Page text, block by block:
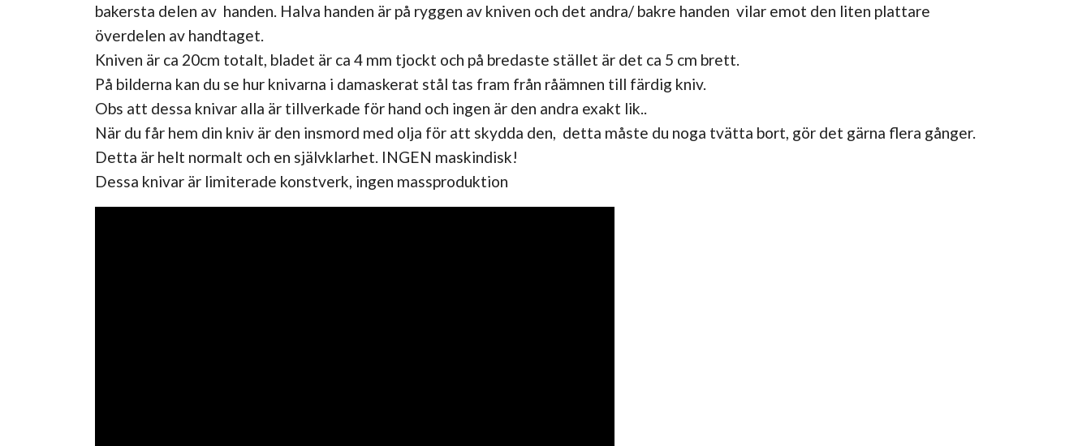
bakersta delen av handen. Halva handen är på ryggen av kniven och det andra/ bakre handen vilar emot den liten plattare
överdelen av handtaget.
Kniven är ca 20cm totalt, bladet är ca 4 mm tjockt och på bredaste stället är det ca 5 cm brett.
På bilderna kan du se hur knivarna i damaskerat stål tas fram från råämnen till färdig kniv.
Obs att dessa knivar alla är tillverkade för hand och ingen är den andra exakt lik..
När du får hem din kniv är den insmord med olja för att skydda den, detta måste du noga tvätta bort, gör det gärna flera gånger.
Detta är helt normalt och en självklarhet. INGEN maskindisk!
Dessa knivar är limiterade konstverk, ingen massproduktion